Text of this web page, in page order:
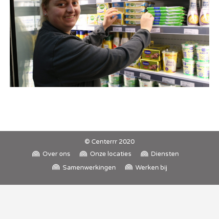
© Centerrr 2020
Over ons
Onze locaties
Diensten
Samenwerkingen
Werken bij